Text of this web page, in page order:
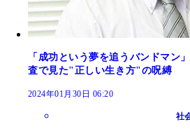
「成功という夢を追うバンドマン
査で見た"正しい生き方"の呪縛
2024年01月30日 06:20
社